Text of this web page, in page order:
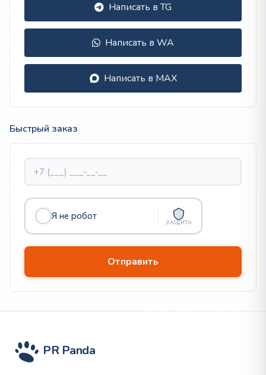
Написать в TG
Написать в WA
Написать в MAX
Быстрый заказ
Я не робот
ЗАЩИТА
PR Panda